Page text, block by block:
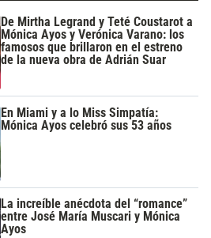
De Mirtha Legrand y Teté Coustarot a
Mónica Ayos y Verónica Varano: los
famosos que brillaron en el estreno
de la nueva obra de Adrián Suar
En Miami y a lo Miss Simpatía:
Mónica Ayos celebró sus 53 años
La increíble anécdota del “romance”
entre José María Muscari y Mónica
Ayos